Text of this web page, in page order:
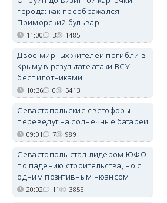
города: как преображался
Приморский бульвар
11:00 3 1485
Двое мирных жителей погибли в
Крыму в результате атаки ВСУ
беспилотниками
10:36 0 5413
Севастопольские светофоры
переведут на солнечные батареи
09:01 7 989
Севастополь стал лидером ЮФО
по падению строительства, но с
одним позитивным нюансом
20:02 11 3855